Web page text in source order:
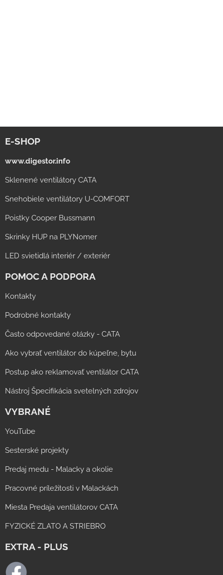
E-SHOP
www.digestor.info
Sklenené ventilátory CATA
Snehobiele ventilátory U-COMFORT
Poistky Cooper Bussmann
Skrinky HUP na PLYNomer
LED svietidlá interiér / exteriér
POMOC A PODPORA
Kontakty
Podrobné kontakty
Často odpovedané otázky - CATA
Ako vybrať ventilátor do kúpeľne, bytu
Postup ako reklamovať ventilátor CATA
Nástroj Špecifikácia svetelných zdrojov
VYBRANÉ
YouTube
Sesterské projekty
Predaj medu - Malacky a okolie
Pracovné príležitosti v Malackách
Miesta Predaja ventilátorov CATA
FYZICKÉ ZLATO A STRIEBRO
EXTRA - PLUS